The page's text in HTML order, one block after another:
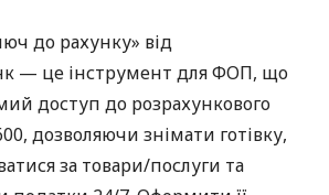
до рахунку» від
— це інструмент для ФОП, що
доступ до розрахункового
дозволяючи знімати готівку,
за товари/послуги та